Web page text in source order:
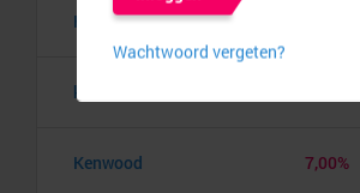
Kabelmix
kabels.nl
Kenwood 7,00%